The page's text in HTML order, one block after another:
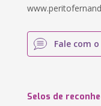
Fale com
Selos de